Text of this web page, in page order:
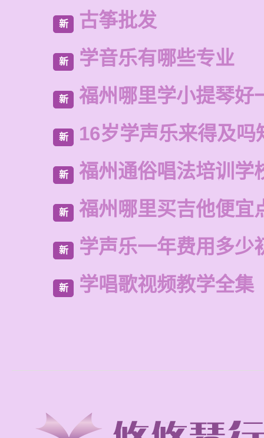
新 古筝批发
新 学音乐有哪些专业
新 福州哪里学小提琴好
新 16岁学声乐来得及吗
新 福州通俗唱法培训学
新 福州哪里买吉他便宜
新 学声乐一年费用多少
新 学唱歌视频教学全集